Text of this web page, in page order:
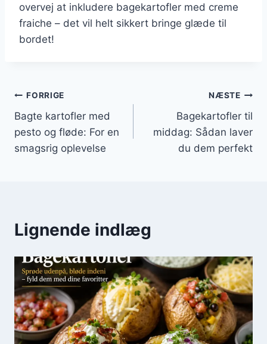
overvej at inkludere bagekartofler med creme
fraiche – det vil helt sikkert bringe glæde til
bordet!
Indlægsnavigation
FORRIGE
Bagte kartofler med
pesto og fløde: For en
smagsrig oplevelse
NÆSTE
Bagekartofler til
middag: Sådan laver
du dem perfekt
Lignende indlæg